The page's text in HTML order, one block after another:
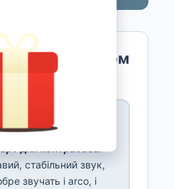
за матеріалом
core) ⭐⭐⭐
стабільний звук,
звучать і arco, і